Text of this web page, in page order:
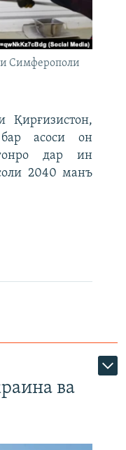
Симферополи
Қирғизистон,
асоси он
дар ин
2040 манъ
ва